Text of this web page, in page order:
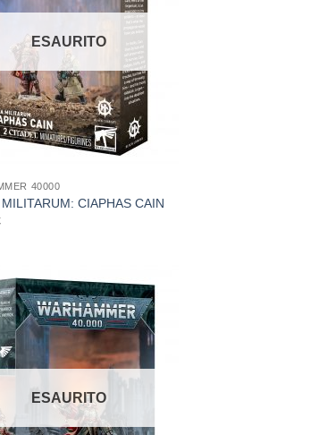
ESAURITO
40000
CIAPHAS CAIN
Aggiungi
alla lista
dei
desideri
ESAURITO